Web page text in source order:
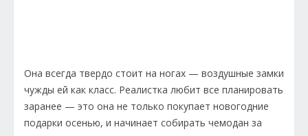
Она всегда твердо стоит на ногах — воздушные замки
чужды ей как класс. Реалистка любит все планировать
заранее — это она не только покупает новогодние
подарки осенью, и начинает собирать чемодан за